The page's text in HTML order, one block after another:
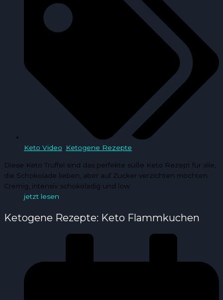
Keto Video, Ketogene Rezepte
Diese Keto Trüffel sind das perfekte süße Keto Rezept für alle,
die Schokolade lieben, aber auf Zucker verzichten möchten.
Cremig, intensiv schokoladig und low
jetzt lesen
Ketogene Rezepte: Keto Flammkuchen